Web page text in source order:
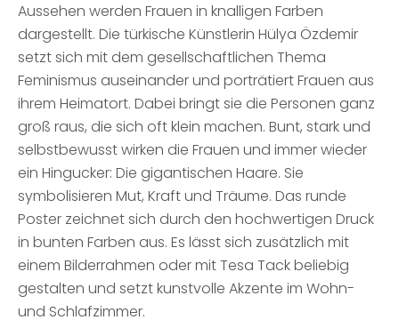
Aussehen werden Frauen in knalligen Farben
dargestellt. Die türkische Künstlerin Hülya Özdemir
setzt sich mit dem gesellschaftlichen Thema
Feminismus auseinander und porträtiert Frauen aus
ihrem Heimatort. Dabei bringt sie die Personen ganz
groß raus, die sich oft klein machen. Bunt, stark und
selbstbewusst wirken die Frauen und immer wieder
ein Hingucker: Die gigantischen Haare. Sie
symbolisieren Mut, Kraft und Träume. Das runde
Poster zeichnet sich durch den hochwertigen Druck
in bunten Farben aus. Es lässt sich zusätzlich mit
einem Bilderrahmen oder mit Tesa Tack beliebig
gestalten und setzt kunstvolle Akzente im Wohn-
und Schlafzimmer.